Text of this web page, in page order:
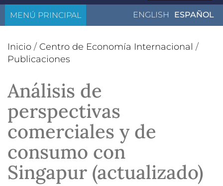
ENGLISH ESPAÑOL
MENÚ PRINCIPAL
Inicio / Centro de Economía Internacional /
Publicaciones
Análisis de
perspectivas
comerciales y de
consumo con
Singapur (actualizado)